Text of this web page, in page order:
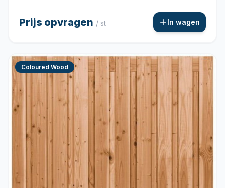
Prijs opvragen / st In wagen
Coloured Wood